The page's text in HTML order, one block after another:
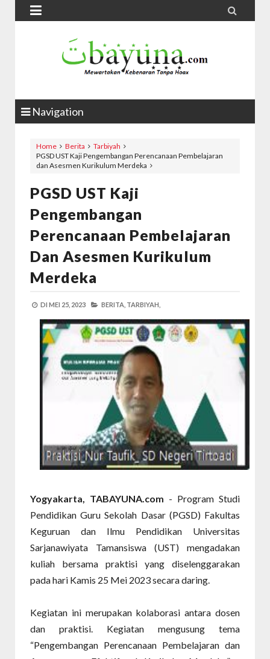
 
Navigation
Home Berita
Tarbiyah
PGSD UST Kaji Pengembangan Perencanaan Pembelajaran
dan Asesmen Kurikulum Merdeka
PGSD UST Kaji
Pengembangan
Perencanaan Pembelajaran
Dan Asesmen Kurikulum
Merdeka
DI MEI 25, 2023 BERITA, TARBIYAH,
Yogyakarta, TABAYUNA.com - Program Studi
Pendidikan Guru Sekolah Dasar (PGSD) Fakultas
Keguruan dan Ilmu Pendidikan Universitas
Sarjanawiyata Tamansiswa (UST) mengadakan
kuliah bersama praktisi yang diselenggarakan
pada hari Kamis 25 Mei 2023 secara daring.
Kegiatan ini merupakan kolaborasi antara dosen
dan praktisi. Kegiatan mengusung tema
“Pengembangan Perencanaan Pembelajaran dan